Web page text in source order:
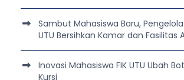
Sambut Mahasiswa Baru,
UTU Bersihkan Kamar dan Fasilitas
Inovasi Mahasiswa FIK UTU Ubah
Kursi